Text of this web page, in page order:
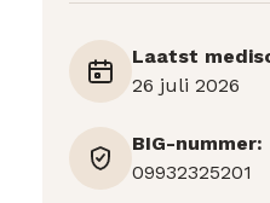
Laatst
26 juli 2026
BIG-nummer:
09932325201